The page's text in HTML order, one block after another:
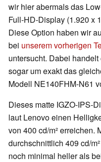
wir hier abermals das
Full-HD-Display (1.920 x
Diese Option haben wir
bei unserem vorherigen
untersucht. Dabei handelt
sogar um exakt das
Modell NE140FHM-N61
Dieses matte IGZO-IPS-
laut Lenovo einen
von 400 cd/m² erreichen.
durchschnittlich 409 cd/
noch minimal heller als